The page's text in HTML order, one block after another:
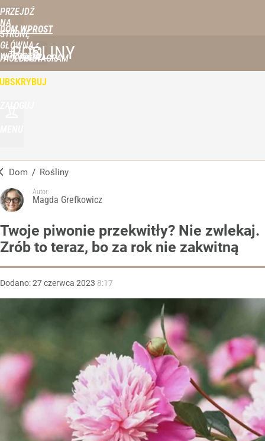
PRZEJDŹ
NA
STRONĘ
GŁÓWNĄ
WPROST.PL
DOM WPROST
FACEBOOKINSTAGRAM
ROŚLINY
Dom / Rośliny
Autor:
Magda Grefkowicz
Twoje piwonie przekwitły? Nie zwlekaj.
Zrób to teraz, bo za rok nie zakwitną
Dodano:27czerwca 2023 8:17